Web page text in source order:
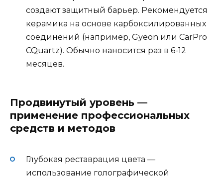
создают защитный барьер. Рекомендуется
керамика на основе карбоксилированных
соединений (например, Gyeon или CarPro
CQuartz). Обычно наносится раз в 6-12
месяцев.
Продвинутый уровень —
применение профессиональных
средств и методов
Глубокая реставрация цвета —
использование голографической